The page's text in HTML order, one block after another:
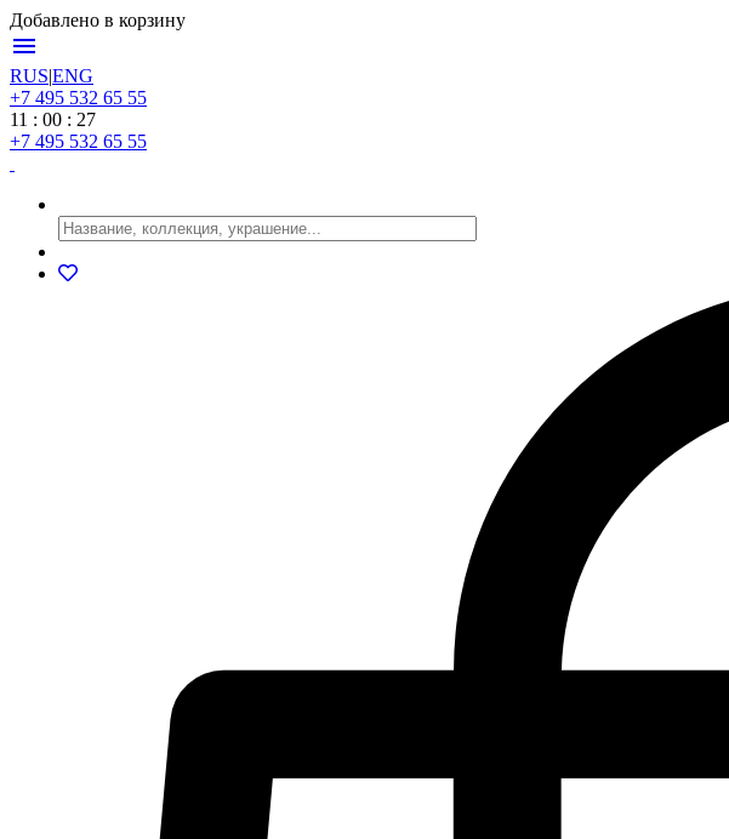
Добавлено в корзину
menu
RUS|ENG
+7 495 532 65 55
11 : 00 : 27
+7 495 532 65 55